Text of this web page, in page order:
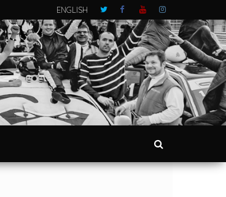
ENGLISH